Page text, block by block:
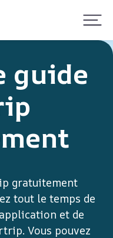
guide
gratuitement
tout le temps de
et de
Vous pouvez